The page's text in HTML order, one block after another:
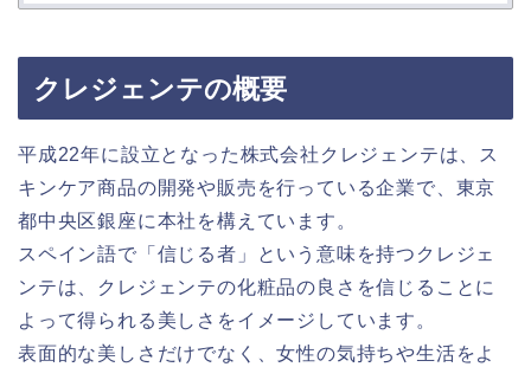
クレジェンテの概要
平成22年に設立となった株式会社クレジェンテは、ス
キンケア商品の開発や販売を行っている企業で、東京
都中央区銀座に本社を構えています。
スペイン語で「信じる者」という意味を持つクレジェ
ンテは、クレジェンテの化粧品の良さを信じることに
よって得られる美しさをイメージしています。
表面的な美しさだけでなく、女性の気持ちや生活をよ